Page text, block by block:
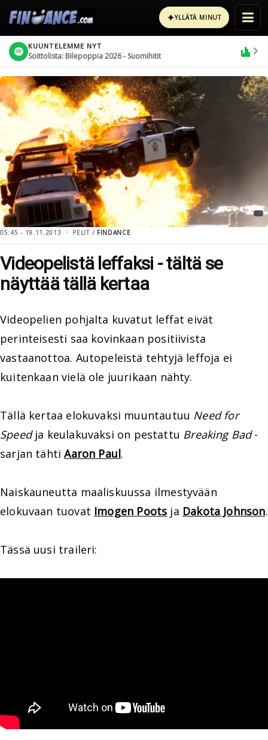
✦YLLÄTÄ MINUT
KUUNTELEMME NYT
Soittolista: Bilepoppia 2026 - Suomihitit
05:45 - 19.11.2013 PELIT / FINDANCE
Videopelistä leffaksi - tältä se
näyttää tällä kertaa
Videopelien pohjalta kuvatut leffat eivät
perinteisesti saa kovinkaan positiivista
vastaanottoa. Autopeleistä tehtyjä leffoja ei
kuitenkaan vielä ole juurikaan nähty.
Tällä kertaa elokuvaksi muuntautuu Need for
Speedja keulakuvaksi on pestattu Breaking Bad-
sarjan tähtiAaron Paul.
Naiskauneutta maaliskuussa ilmestyvään
elokuvaan tuovat Imogen Poots ja Dakota Johnson.
Tässä uusi traileri: